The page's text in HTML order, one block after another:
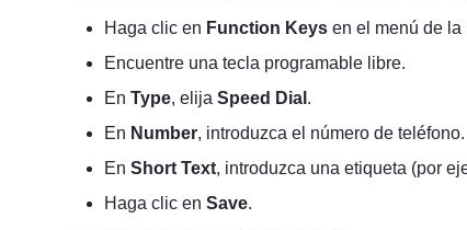
Haga clic en Function Keys en el menú de la
Encuentre una tecla programable libre.
En Type, elija Speed Dial .
En Number, introduzca el número de teléfono.
En Short Text, introduzca una etiqueta (por
Haga clic en Save.